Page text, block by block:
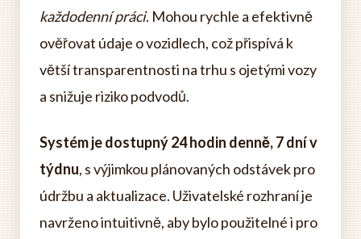
každodenní práci. Mohou rychle a efektivně
ověřovat údaje o vozidlech, což přispívá k
větší transparentnosti na trhu s ojetými vozy
a snižuje riziko podvodů.
Systém je dostupný 24 hodin denně, 7 dní v
týdnu, s výjimkou plánovaných odstávek pro
údržbu a aktualizace. Uživatelské rozhraní je
navrženo intuitivně, aby bylo použitelné i pro